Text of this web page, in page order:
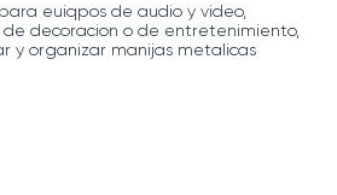
euiqpos de audio y video,
decoracion o de entretenimiento,
y organizar manijas metalicas